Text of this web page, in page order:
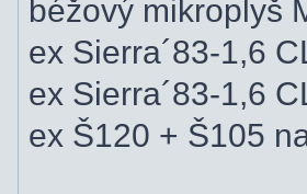
béžový mikroplyš
ex Sierra´83-1,6
ex Sierra´83-1,6
ex Š120 + Š105